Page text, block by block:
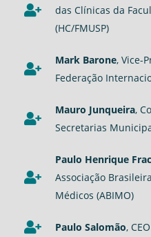
das Clínicas da
(HC/FMUSP)
Mark Barone, Vice-
Federação
Mauro Junqueira,
Secretarias
Paulo Henrique
Associação
Médicos (ABIMO)
Paulo Salomão,